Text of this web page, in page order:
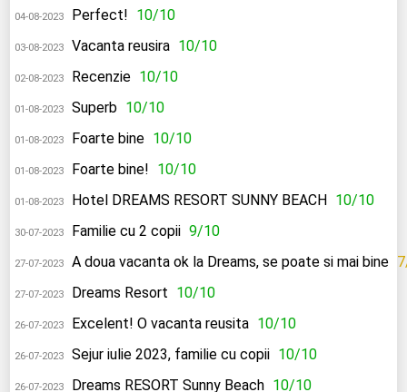
04-08-2023 Perfect! 10/10
03-08-2023 Vacanta reusira 10/10
02-08-2023 Recenzie 10/10
01-08-2023 Superb 10/10
01-08-2023 Foarte bine 10/10
01-08-2023 Foarte bine! 10/10
01-08-2023 Hotel DREAMS RESORT SUNNY BEACH 10/10
30-07-2023 Familie cu 2 copii 9/10
27-07-2023 A doua vacanta ok la Dreams, se poate si mai bine
27-07-2023 Dreams Resort 10/10
26-07-2023 Excelent! O vacanta reusita 10/10
26-07-2023 Sejur iulie 2023, familie cu copii 10/10
26-07-2023 Dreams RESORT Sunny Beach 10/10